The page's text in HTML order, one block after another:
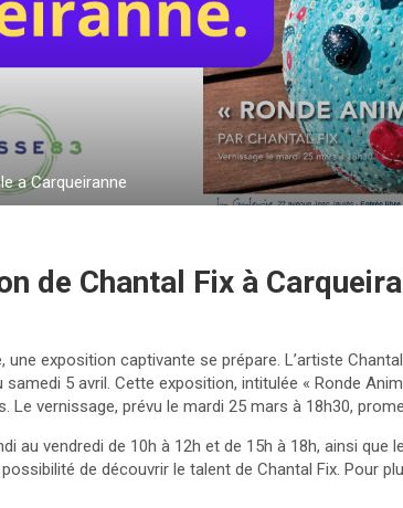
a Carqueiranne
de Chantal Fix à
une exposition captivante se prépare. L’artiste
5 avril. Cette exposition, intitulée « Ronde
vernissage, prévu le mardi 25 mars à 18h30,
au vendredi de 10h à 12h et de 15h à 18h, ainsi que
de découvrir le talent de Chantal Fix. Pour